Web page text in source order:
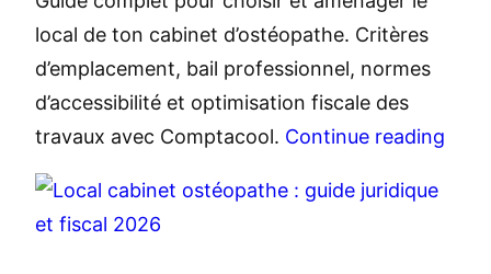
local de ton cabinet d’ostéopathe. Critères
d’emplacement, bail professionnel, normes
d’accessibilité et optimisation fiscale des
travaux avec Comptacool. Continue reading